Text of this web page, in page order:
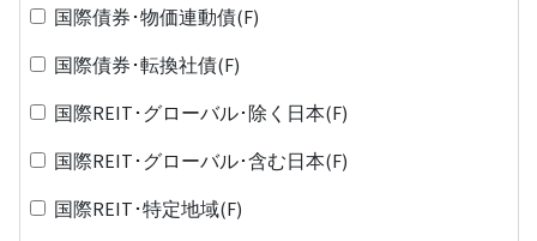
国際債券･物価連動債(F)
国際債券･転換社債(F)
国際REIT･グローバル･除く日本(F)
国際REIT･グローバル･含む日本(F)
国際REIT･特定地域(F)